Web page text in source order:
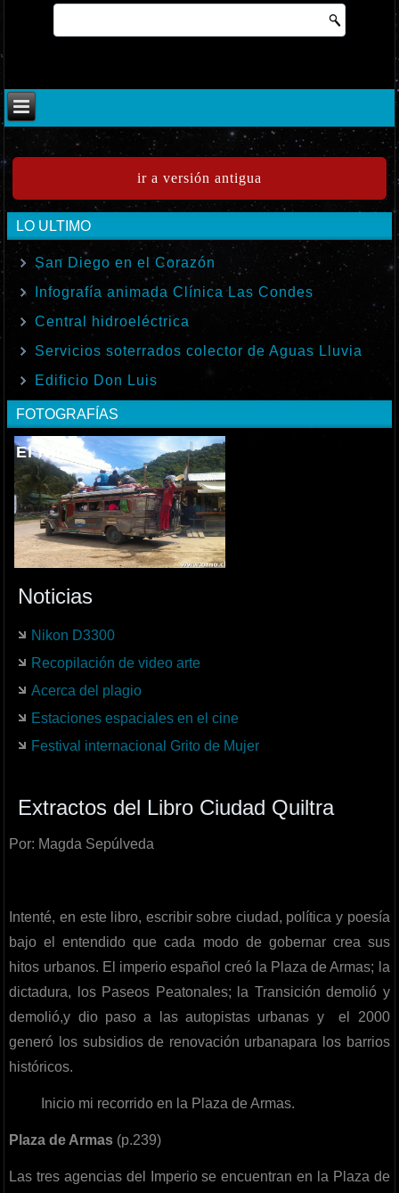
ir a versión antigua
LO ULTIMO
San Diego en el Corazón
Infografía animada Clínica Las Condes
Central hidroeléctrica
Servicios soterrados colector de Aguas Lluvia
Edificio Don Luis
FOTOGRAFÍAS
El Nido
Noticias
Nikon D3300
Recopilación de video arte
Acerca del plagio
Estaciones espaciales en el cine
Festival internacional Grito de Mujer
Extractos del Libro Ciudad Quiltra
Por: Magda Sepúlveda
Intenté, en este libro, escribir sobre ciudad, política y poesía
bajo el entendido que cada modo de gobernar crea sus
hitos urbanos. El imperio español creó la Plaza de Armas; la
dictadura, los Paseos Peatonales; la Transición demolió y
demolió,y dio paso a las autopistas urbanas y el 2000
generó los subsidios de renovación urbanapara los barrios
históricos.
Inicio mi recorrido en la Plaza de Armas.
Plaza de Armas (p.239)
Las tres agencias del Imperio se encuentran en la Plaza de